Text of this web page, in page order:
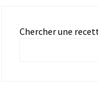
Chercher une